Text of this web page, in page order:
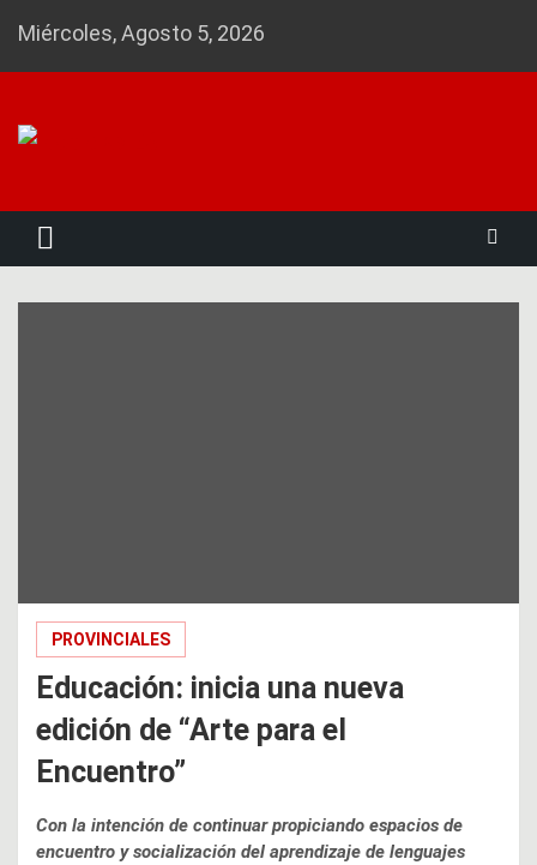
Miércoles, Agosto 5, 2026
PROVINCIALES
Educación: inicia una nueva
edición de “Arte para el
Encuentro”
Con la intención de continuar propiciando espacios de
encuentro y socialización del aprendizaje de lenguajes